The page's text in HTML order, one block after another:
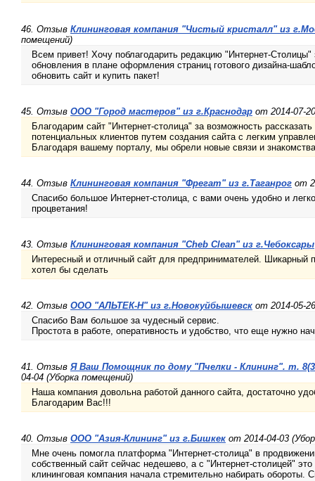
46. Отзыв Клининговая компания "Чистый кристалл" из
помещений)
Всем привет! Хочу поблагодарить редакцию "Интернет-
обновления в плане оформления страниц готового дизайна-
обновить сайт и купить пакет!
45. Отзыв ООО "Город мастеров" из г.Краснодар от 2014-07-
Благодарим сайт "Интернет-столица" за возможность
потенциальных клиентов путем создания сайта с легким
Благодаря вашему порталу, мы обрели новые связи и
44. Отзыв Клининговая компания "Фрегат" из г.Таганрог от
Спасибо большое Интернет-столица, с вами очень удобно и
процветания!
43. Отзыв Клининговая компания "Cheb Clean" из г.Чебоксары
Интересный и отличный сайт для предпринимателей. Шикарный
хотел бы сделать
42. Отзыв ООО "АЛЬТЕК-Н" из г.Новокуйбышевск от 2014-05-
Спасибо Вам большое за чудесный сервис.
Простота в работе, оперативность и удобство, что еще нужно
41. Отзыв Я Ваш Помощник по дому "Пчелки - Клининг". т.
04-04 (Уборка помещений)
Наша компания довольна работой данного сайта, достаточно
Благодарим Вас!!!
40. Отзыв ООО "Азия-Клининг" из г.Бишкек от 2014-04-03
Мне очень помогла платформа "Интернет-столица" в
собственный сайт сейчас недешево, а с "Интернет-столицей"
клининговая компания начала стремительно набирать обороты.